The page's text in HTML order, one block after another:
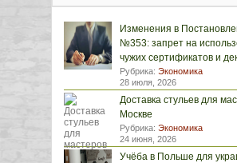
Изменения в
№353: запрет на
чужих сертификатов и
Рубрика: Экономика
28 июля, 2026
Доставка стульев для
Москве
Рубрика: Экономика
24 июня, 2026
Учёба в Польше для